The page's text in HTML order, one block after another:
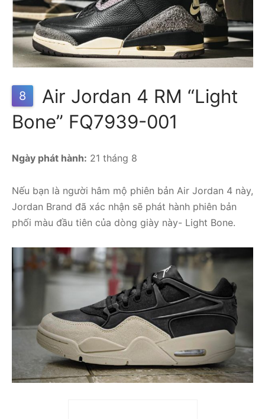
8
Air Jordan 4 RM “Light
Bone” FQ7939-001
Ngày phát hành: 21 tháng 8
Nếu bạn là người hâm mộ phiên bản Air Jordan 4 này,
Jordan Brand đã xác nhận sẽ phát hành phiên bản
phối màu đầu tiên của dòng giày này- Light Bone.